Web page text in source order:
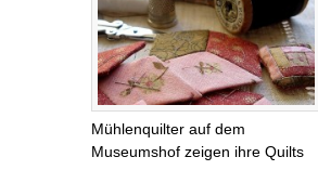
Mühlenquilter auf dem
Museumshof zeigen ihre Quilts